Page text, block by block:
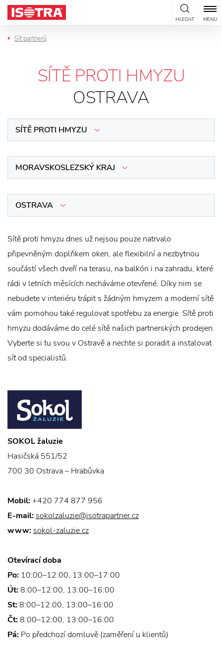
Přeskočit na obsah
HLEDAT MENU
Síť partnerů
SÍTĚ PROTI HMYZU
OSTRAVA
SÍTĚ PROTI HMYZU
MORAVSKOSLEZSKÝ KRAJ
OSTRAVA
Sítě proti hmyzu dnes už nejsou pouze natrvalo
připevněným doplňkem oken, ale flexibilní a nezbytnou
součástí všech dveří na terasu, na balkón i na zahradu, které
rádi v letních měsících necháváme otevřené. Díky nim se
nebudete v interiéru trápit s žádným hmyzem a moderní sítě
vám pomohou také regulovat spotřebu za energie. Sítě proti
hmyzu dodáváme do celé sítě našich partnerských prodejen.
Vyberte si tu svou v Ostravě a nechte si poradit a instalovat
síť od specialistů.
SOKOL žaluzie
Hasičská 551/52
700 30 Ostrava – Hrabůvka
Mobil: +420 774 877 956
E-mail: sokolzaluzie@isotrapartner.cz
www: sokol-zaluzie.cz
Otevírací doba
Po: 10:00–12:00, 13:00–17:00
Út:8:00–12:00, 13:00–16:00
St:8:00–12:00, 13:00–16:00
Čt:8:00–12:00, 13:00–16:00
Pá: Po předchozí domluvě (zaměření u klientů)